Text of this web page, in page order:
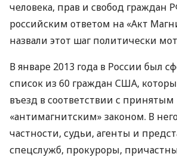
человека, прав и свобод граждан
российским ответом на «Акт
назвали этот шаг политически
В январе 2013 года в России был
список из 60 граждан США,
въезд в соответствии с принятым
«антимагнитским» законом. В
частности, судьи, агенты и
спецслужб, прокуроры,